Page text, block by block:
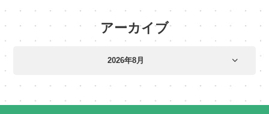
アーカイブ